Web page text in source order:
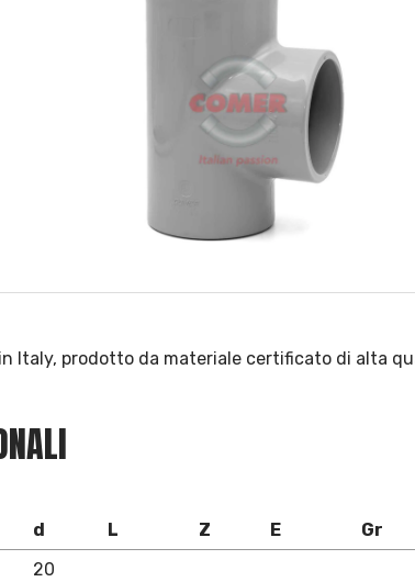
Italy, prodotto da materiale certificato di alta
d L Z E Gr
20